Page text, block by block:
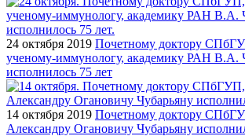
24 октября 2019 Почетному доктору
ученому-иммунологу, академику РАН В.А.
исполнилось 75 лет
14 октября 2019 Почетному доктору
Александру Огановичу Чубарьяну